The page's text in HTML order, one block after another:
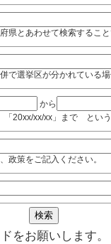
県とあわせて検索すること
で選挙区が分かれている場
から
xx/xx」まで という
政策をご記入ください。
をお願いします。